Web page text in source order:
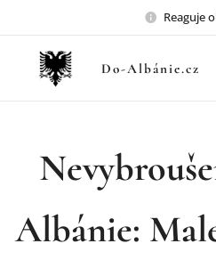
Reaguje
Do-Albánie.cz
Albánie: